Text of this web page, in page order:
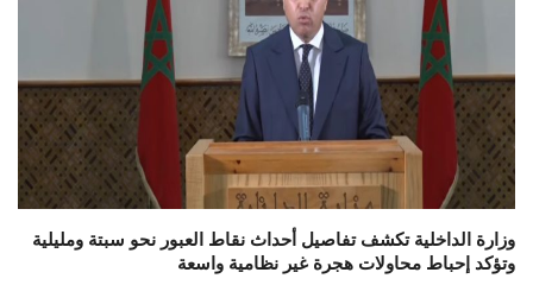
وزارة الداخلية تكشف تفاصيل أحداث نقاط العبور نحو سبتة ومليلية
وتؤكد إحباط محاولات هجرة غير نظامية واسعة